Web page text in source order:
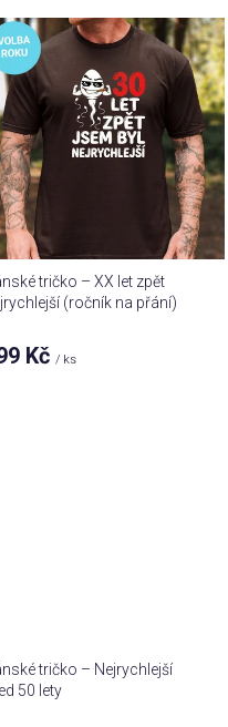
tričko – XX let zpět
(ročník na přání)
Kč/ ks
tričko – Nejrychlejší
50 lety